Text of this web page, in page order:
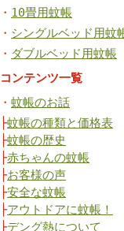
・ 10畳用蚊帳
・ シングルベッド用蚊
・ ダブルベッド用蚊帳
コンテンツ一覧
・ 蚊帳のお話
├蚊帳の種類と価格表
├蚊帳の歴史
├赤ちゃんの蚊帳
├お客様の声
├安全な蚊帳
├アウトドアに蚊帳！
├デング熱について